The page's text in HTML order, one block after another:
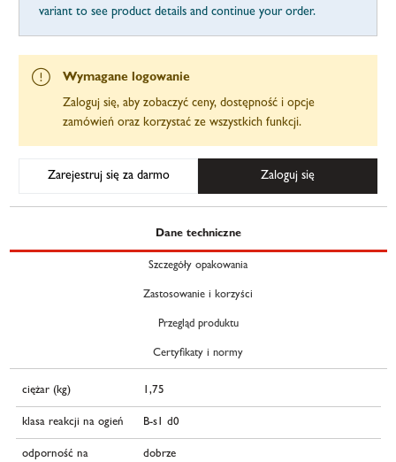
variant to see product details and continue your order.
Wymagane logowanie
Zaloguj się, aby zobaczyć ceny, dostępność i opcje
zamówień oraz korzystać ze wszystkich funkcji.
Zarejestruj się za darmo Zaloguj się
Dane techniczne
Szczegóły opakowania
Zastosowanie i korzyści
Przegląd produktu
Certyfikaty i normy
ciężar (kg) 1,75
klasa reakcji na ogień B-s1 d0
odporność na
dobrze